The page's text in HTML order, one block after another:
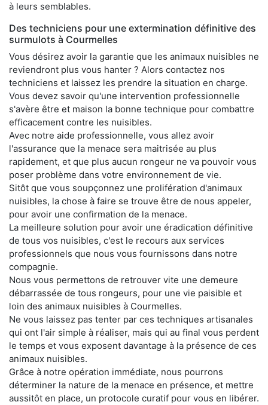
à leurs semblables.
Des techniciens pour une extermination définitive des
surmulots à Courmelles
Vous désirez avoir la garantie que les animaux nuisibles ne
reviendront plus vous hanter ? Alors contactez nos
techniciens et laissez les prendre la situation en charge.
Vous devez savoir qu'une intervention professionnelle
s'avère être et maison la bonne technique pour combattre
efficacement contre les nuisibles.
Avec notre aide professionnelle, vous allez avoir
l'assurance que la menace sera maitrisée au plus
rapidement, et que plus aucun rongeur ne va pouvoir vous
poser problème dans votre environnement de vie.
Sitôt que vous soupçonnez une prolifération d'animaux
nuisibles, la chose à faire se trouve être de nous appeler,
pour avoir une confirmation de la menace.
La meilleure solution pour avoir une éradication définitive
de tous vos nuisibles, c'est le recours aux services
professionnels que nous vous fournissons dans notre
compagnie.
Nous vous permettons de retrouver vite une demeure
débarrassée de tous rongeurs, pour une vie paisible et
loin des animaux nuisibles à Courmelles.
Ne vous laissez pas tenter par ces techniques artisanales
qui ont l'air simple à réaliser, mais qui au final vous perdent
le temps et vous exposent davantage à la présence de ces
animaux nuisibles.
Grâce à notre opération immédiate, nous pourrons
déterminer la nature de la menace en présence, et mettre
aussitôt en place, un protocole curatif pour vous en libérer.